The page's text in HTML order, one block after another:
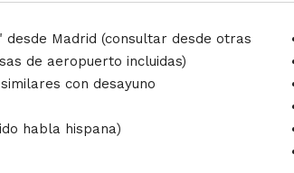
Madrid (consultar desde otras
de aeropuerto incluidas)
con desayuno
habla hispana)